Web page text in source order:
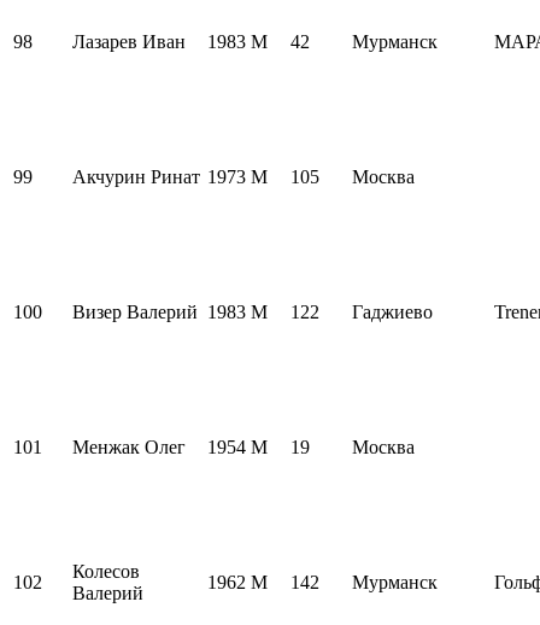
98 Лазарев Иван 1983 M 42 Мурманск
99 Акчурин Ринат 1973 M 105 Москва
100 Визер Валерий 1983 M 122 Гаджиево
101 Менжак Олег 1954 M 19 Москва
102
Колесов
Валерий
1962 M 142 Мурманск